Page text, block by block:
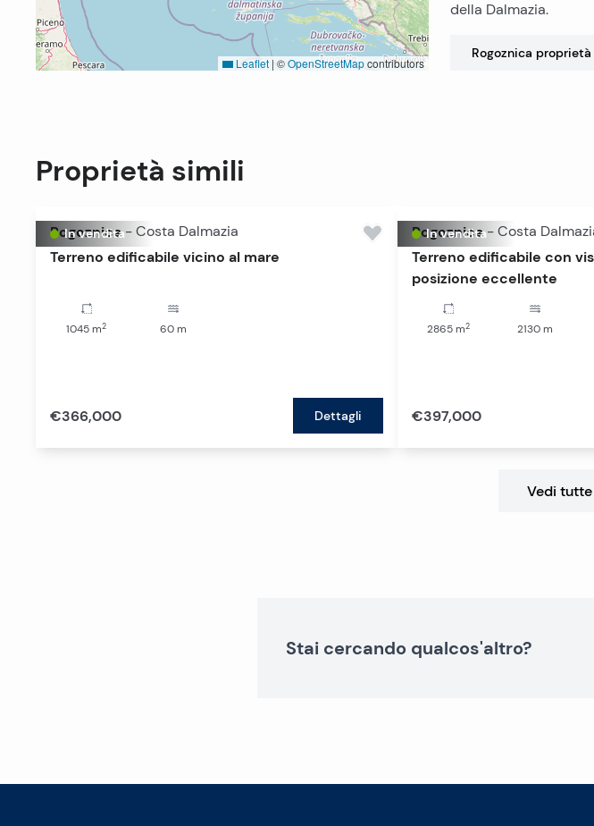
Leaflet | ©OpenStreetMapcontributors
della Dalmazia.
Rogoznica proprietà
Proprietà simili
In vendita
Rogoznica - Costa Dalmazia
Terreno edificabile vicino al mare
1045 m2 60m
€366,000 Dettagli
In vendita
Rogoznica - Costa
Terreno edificabile con
posizione eccellente
2865m2 2130 m
€397,000
Vedi
Stai cercando qualcos'altro?